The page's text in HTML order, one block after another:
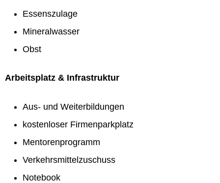
Essenszulage
Mineralwasser
Obst
Arbeitsplatz & Infrastruktur
Aus- und Weiterbildungen
kostenloser Firmenparkplatz
Mentorenprogramm
Verkehrsmittelzuschuss
Notebook